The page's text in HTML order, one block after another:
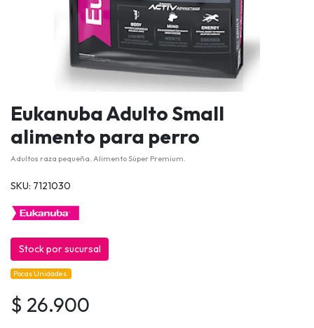
Eukanuba Adulto Small
alimento para perro
Adultos raza pequeña. Alimento Súper Premium.
SKU: 7121030
Stock por sucursal
Pocas Unidades.
$ 26.900